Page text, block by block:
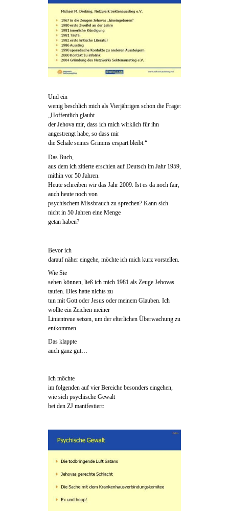
Und ein
wenig beschlich mich als Vierjährigen schon die Frage:
„Hoffentlich glaubt
der Jehova mir, dass ich mich wirklich für ihn
angestrengt habe, so dass mir
die Schale seines Grimms erspart bleibt.“
Das Buch,
aus dem ich zitierte erschien auf Deutsch im Jahr 1959,
mithin vor 50 Jahren.
Heute schreiben wir das Jahr 2009. Ist es da noch fair,
auch heute noch von
psychischem Missbrauch zu sprechen? Kann sich
nicht in 50 Jahren eine Menge
getan haben?
Bevor ich
darauf näher eingehe, möchte ich mich kurz vorstellen.
Wie Sie
sehen können, ließ ich mich 1981 als Zeuge Jehovas
taufen. Dies hatte nichts zu
tun mit Gott oder Jesus oder meinem Glauben. Ich
wollte ein Zeichen meiner
Linientreue setzen, um der elterlichen Überwachung zu
entkommen.
Das klappte
auch ganz gut…
Ich möchte
im folgenden auf vier Bereiche besonders eingehen,
wie sich psychische Gewalt
bei den ZJ manifestiert: